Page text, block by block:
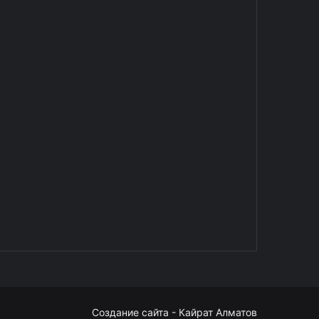
Создание сайта - Кайрат Алматов